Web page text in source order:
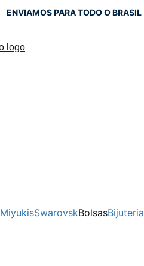
ENVIAMOS PARA TODO O BRASIL
MiyukisSwarovskBolsasBijuteria